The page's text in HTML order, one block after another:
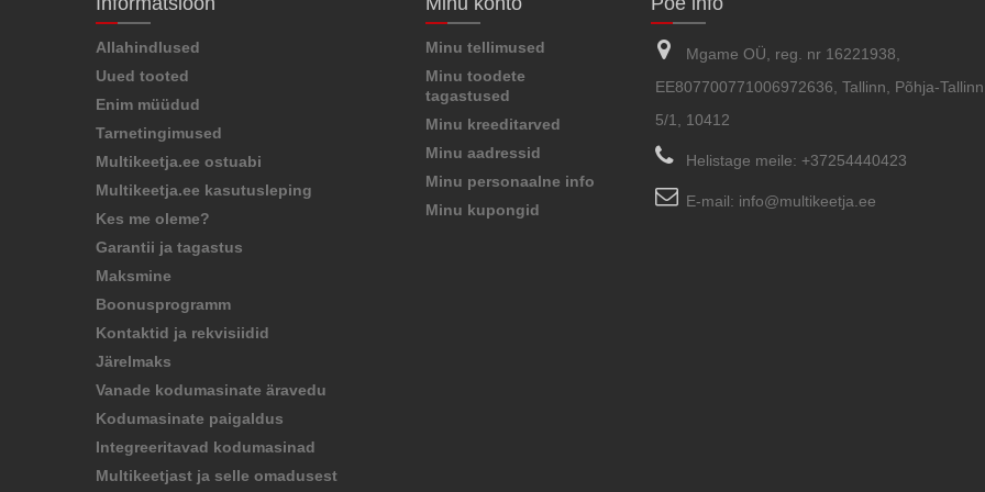
Allahindlused
Uued tooted
Enim müüdud
Tarnetingimused
Multikeetja.ee ostuabi
Multikeetja.ee kasutusleping
Kes me oleme?
Garantii ja tagastus
Maksmine
Boonusprogramm
Kontaktid ja rekvisiidid
Järelmaks
Vanade kodumasinate äravedu
Kodumasinate paigaldus
Integreeritavad kodumasinad
Multikeetjast ja selle omadusest
Minu tellimused
Minu toodete
tagastused
Minu kreeditarved
Minu aadressid
Minu personaalne info
Minu kupongid
Mgame OÜ, reg. nr 16221938,
EE807700771006972636, Tallinn, Põhja-
5/1, 10412
Helistage meile: +37254440423
E-mail: info@multikeetja.ee